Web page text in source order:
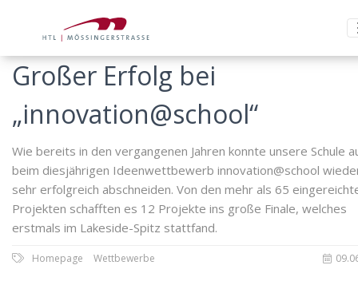
Großer Erfolg bei
„innovation@school“
Wie bereits in den vergangenen Jahren konnte unsere Schule
beim diesjährigen Ideenwettbewerb innovation@school
sehr erfolgreich abschneiden. Von den mehr als 65
Projekten schafften es 12 Projekte ins große Finale, welches
erstmals im Lakeside-Spitz stattfand.
Homepage Wettbewerbe